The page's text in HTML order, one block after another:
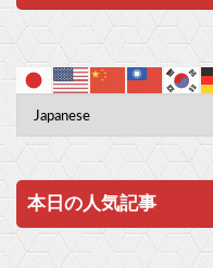
本日の人気記事